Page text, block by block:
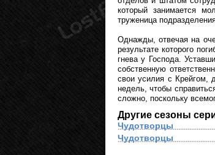
который занимается
труженица
Однажды, отвечая на
результате которого
гнева у Господа.
собственную
свои усилия с Крейгом,
недель, чтобы
сложно, поскольку
Другие сезоны
Чудотворцы
Чудотворцы